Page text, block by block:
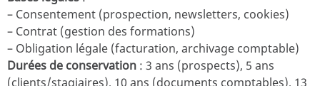
– Consentement (prospection, newsletters, cookies)
– Contrat (gestion des formations)
– Obligation légale (facturation, archivage comptable)
Durées de conservation : 3 ans (prospects), 5 ans
(clients/stagiaires), 10 ans (documents comptables), 13